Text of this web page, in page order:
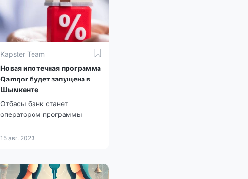
Kapster Team
Новая ипотечная программа
Qamqor будет запущена в
Шымкенте
Отбасы банк станет
оператором программы.
15 авг. 2023